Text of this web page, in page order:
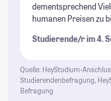
dementsprechend
humanen Preisen zu
Studierende/r im 4.
Quelle: HeyStudium-
Studierendenbefragung,
Befragung